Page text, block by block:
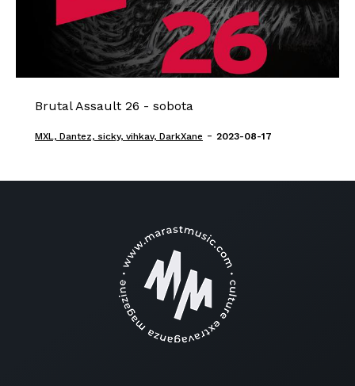
Brutal Assault 26 - sobota
MXL, Dantez, sicky, vihkav, DarkXane - 2023-08-17